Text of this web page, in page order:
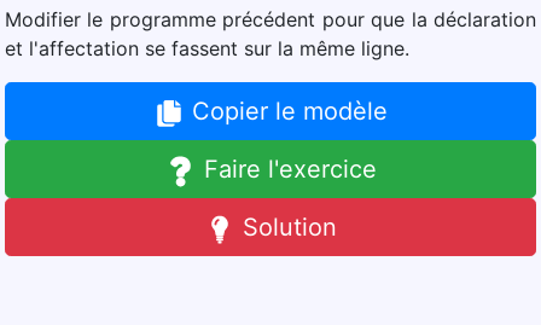
Modifier le programme précédent pour que la déclaration
et l'affectation se fassent sur la même ligne.
Copier le modèle
Faire l'exercice
Solution